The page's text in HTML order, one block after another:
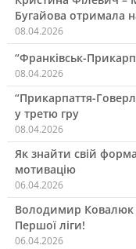
Бугайова отримала
08.04.2026
“Франківськ-
08.04.2026
“Прикарпаття-
у третю гру
08.04.2026
Як знайти свій
мотивацію
06.04.2026
Володимир Ковалюк
Першої ліги!
06.04.2026